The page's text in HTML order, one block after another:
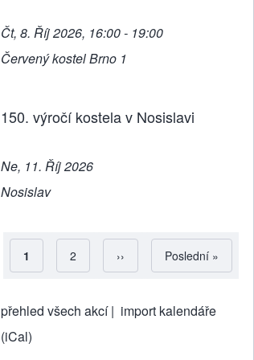
Čt, 8. Říj 2026, 16:00 - 19:00
Červený kostel Brno 1
150. výročí kostela v Nosislavi
Ne, 11. Říj 2026
Nosislav
Pagination
Aktuální stránka
1 Strana
2 Následující stránka
›› Poslední stránka
Poslední »
přehled všech akcí | import kalendáře
(iCal)